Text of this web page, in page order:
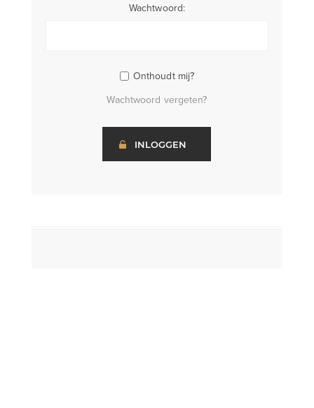
Wachtwoord:
Onthoudt mij?
Wachtwoord vergeten?
INLOGGEN